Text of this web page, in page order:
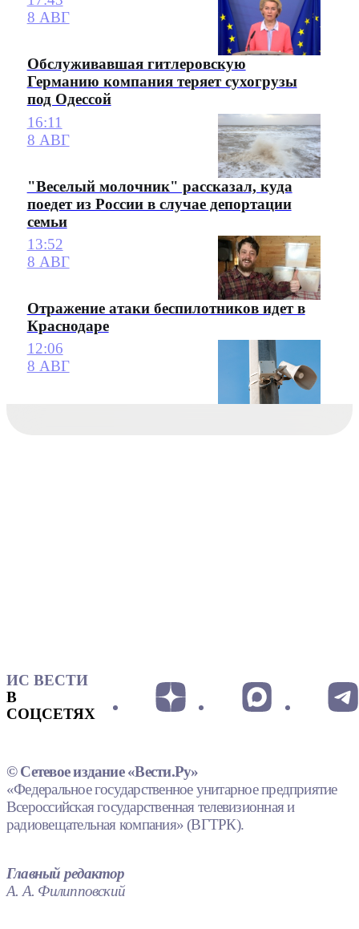
8 АВГ
Обслуживавшая гитлеровскую
Германию компания теряет сухогрузы
под Одессой
16:11
8 АВГ
"Веселый молочник" рассказал, куда
поедет из России в случае депортации
семьи
13:52
8 АВГ
Отражение атаки беспилотников идет в
Краснодаре
12:06
8 АВГ
ИС ВЕСТИ
В
СОЦСЕТЯХ
© Сетевое издание «Вести.Ру»
«Федеральное государственное унитарное предприятие
Всероссийская государственная телевизионная и
радиовещательная компания» (ВГТРК).
Главный редактор
А. А. Филипповский